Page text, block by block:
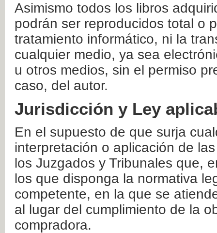
Asimismo todos los libros
podrán ser reproducidos total o
tratamiento informático, ni la
cualquier medio, ya sea
u otros medios, sin el permiso
caso, del autor.
Jurisdicción y Ley
En el supuesto de que surja
interpretación o aplicación de
los Juzgados y Tribunales que,
los que disponga la normativa
competente, en la que se
al lugar del cumplimiento de la
compradora.